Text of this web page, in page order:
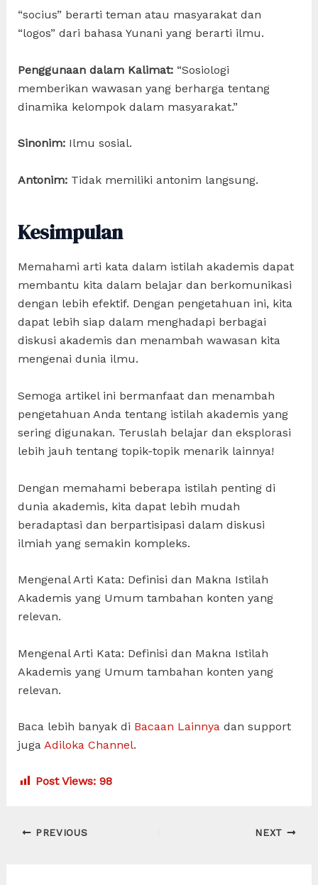
“socius” berarti teman atau masyarakat dan
“logos” dari bahasa Yunani yang berarti ilmu.
Penggunaan dalam Kalimat:“Sosiologi
memberikan wawasan yang berharga tentang
dinamika kelompok dalam masyarakat.”
Sinonim:Ilmu sosial.
Antonim:Tidak memiliki antonim langsung.
Kesimpulan
Memahami arti kata dalam istilah akademis dapat
membantu kita dalam belajar dan berkomunikasi
dengan lebih efektif. Dengan pengetahuan ini, kita
dapat lebih siap dalam menghadapi berbagai
diskusi akademis dan menambah wawasan kita
mengenai dunia ilmu.
Semoga artikel ini bermanfaat dan menambah
pengetahuan Anda tentang istilah akademis yang
sering digunakan. Teruslah belajar dan eksplorasi
lebih jauh tentang topik-topik menarik lainnya!
Dengan memahami beberapa istilah penting di
dunia akademis, kita dapat lebih mudah
beradaptasi dan berpartisipasi dalam diskusi
ilmiah yang semakin kompleks.
Mengenal Arti Kata: Definisi dan Makna Istilah
Akademis yang Umum tambahan konten yang
relevan.
Mengenal Arti Kata: Definisi dan Makna Istilah
Akademis yang Umum tambahan konten yang
relevan.
Baca lebih banyak di Bacaan Lainnyadan support
juga Adiloka Channel.
Post Views: 98
Post
PREVIOUS NEXT